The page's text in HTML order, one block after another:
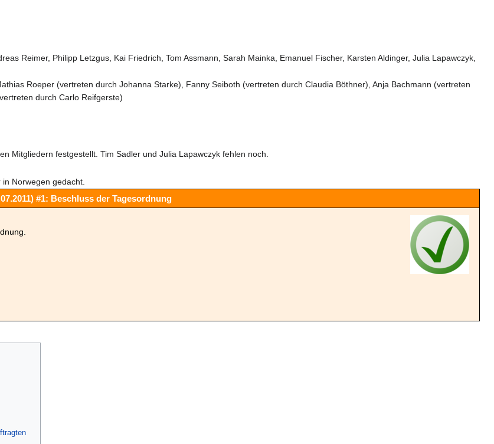
Reimer, Philipp Letzgus, Kai Friedrich, Tom Assmann, Sarah Mainka, Emanuel Fischer, Karsten Aldinger, Julia Lapawczyk,
Roeper (vertreten durch Johanna Starke), Fanny Seiboth (vertreten durch Claudia Böthner), Anja Bachmann (vertreten
durch Carlo Reifgerste)
Mitgliedern festgestellt. Tim Sadler und Julia Lapawczyk fehlen noch.
Norwegen gedacht.
#1: Beschluss der Tagesordnung